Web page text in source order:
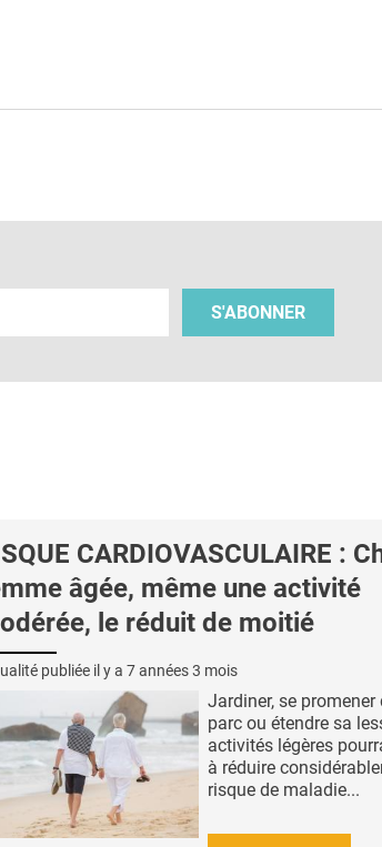
S'ABONNER
CARDIOVASCULAIRE :
âgée, même une activité
le réduit de moitié
publiée il y a 7 années 3 mois
Jardiner, se promener
parc ou étendre sa
activités légères
à réduire
risque de maladie...